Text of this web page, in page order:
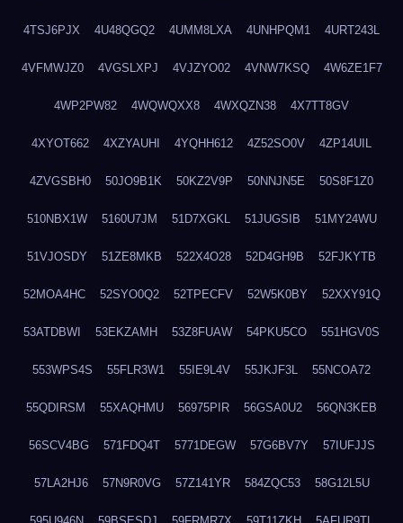
4TSJ6PJX 4U48QGQ2 4UMM8LXA 4UNHPQM1 4URT243L
4VFMWJZ0 4VGSLXPJ 4VJZYO02 4VNW7KSQ 4W6ZE1F7
4WP2PW82 4WQWQXX8 4WXQZN38 4X7TT8GV
4XYOT662 4XZYAUHI 4YQHH612 4Z52SO0V 4ZP14UIL
4ZVGSBH0 50JO9B1K 50KZ2V9P 50NNJN5E 50S8F1Z0
510NBX1W 5160U7JM 51D7XGKL 51JUGSIB 51MY24WU
51VJOSDY 51ZE8MKB 522X4O28 52D4GH9B 52FJKYTB
52MOA4HC 52SYO0Q2 52TPECFV 52W5K0BY 52XXY91Q
53ATDBWI 53EKZAMH 53Z8FUAW 54PKU5CO 551HGV0S
553WPS4S 55FLR3W1 55IE9L4V 55JKJF3L 55NCOA72
55QDIRSM 55XAQHMU 56975PIR 56GSA0U2 56QN3KEB
56SCV4BG 571FDQ4T 5771DEGW 57G6BV7Y 57IUFJJS
57LA2HJ6 57N9R0VG 57Z141YR 584ZQC53 58G12L5U